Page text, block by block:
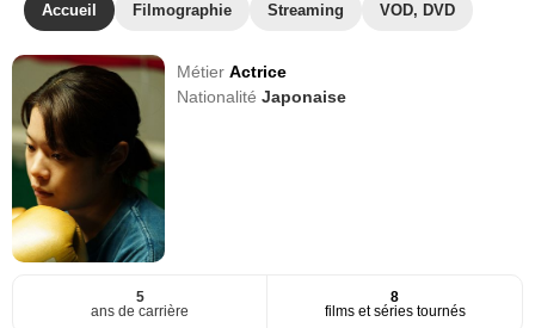
Accueil Filmographie Streaming VOD, DVD
MétierActrice
NationalitéJaponaise
5
ans de carrière
8
films et séries tournés